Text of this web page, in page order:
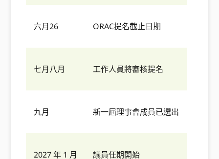
六月26 ORAC提名截止日期
七月八月 工作人員將審核提名
九月 新一屆理事會成員已選出
2027 年 1 月 議員任期開始